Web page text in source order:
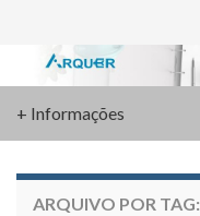
Search for:
+ Informações
ARQUIVO POR TAG: